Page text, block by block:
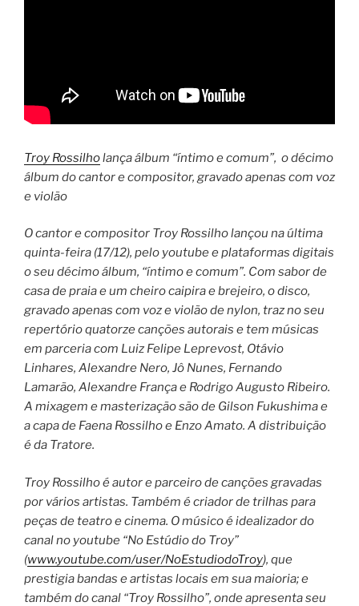
Troy Rossilholança álbum “íntimo e comum”, o décimo
álbum do cantor e compositor, gravado apenas com voz
e violão
O cantor e compositor Troy Rossilho lançou na última
quinta-feira (17/12), pelo youtube e plataformas digitais
o seu décimo álbum, “íntimo e comum”. Com sabor de
casa de praia e um cheiro caipira e brejeiro, o disco,
gravado apenas com voz e violão de nylon, traz no seu
repertório quatorze canções autorais e tem músicas
em parceria com Luiz Felipe Leprevost, Otávio
Linhares, Alexandre Nero, Jô Nunes, Fernando
Lamarão, Alexandre França e Rodrigo Augusto Ribeiro.
A mixagem e masterização são de Gilson Fukushima e
a capa de Faena Rossilho e Enzo Amato. A distribuição
é da Tratore.
Troy Rossilho é autor e parceiro de canções gravadas
por vários artistas. Também é criador de trilhas para
peças de teatro e cinema. O músico é idealizador do
canal no youtube “No Estúdio do Troy”
(www.youtube.com/user/NoEstudiodoTroy), que
prestigia bandas e artistas locais em sua maioria; e
também do canal “Troy Rossilho”, onde apresenta seu